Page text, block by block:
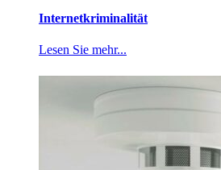
Internetkriminalität
Lesen Sie mehr...